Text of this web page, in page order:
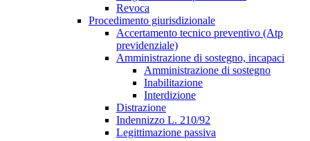
Revoca
Procedimento giurisdizionale
Accertamento tecnico preventivo (Atp
previdenziale)
Amministrazione di sostegno, incapaci
Amministrazione di sostegno
Inabilitazione
Interdizione
Distrazione
Indennizzo L. 210/92
Legittimazione passiva